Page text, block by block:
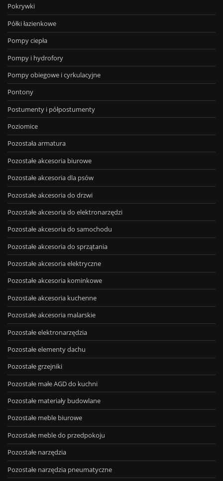
Pokrywki
Półki łazienkowe
Pompy ciepła
Pompy i hydrofory
Pompy obiegowe i cyrkulacyjne
Pontony
Postumenty i półpostumenty
Poziomice
Pozostała armatura
Pozostałe akcesoria biurowe
Pozostałe akcesoria dla psów
Pozostałe akcesoria do drzwi
Pozostałe akcesoria do elektronarzędzi
Pozostałe akcesoria do samochodu
Pozostałe akcesoria do sprzątania
Pozostałe akcesoria elektryczne
Pozostałe akcesoria kominkowe
Pozostałe akcesoria kuchenne
Pozostałe akcesoria malarskie
Pozostałe elektronarzędzia
Pozostałe elementy dachu
Pozostałe grzejniki
Pozostałe małe AGD do kuchni
Pozostałe materiały budowlane
Pozostałe meble biurowe
Pozostałe meble do przedpokoju
Pozostałe narzędzia
Pozostałe narzędzia pneumatyczne